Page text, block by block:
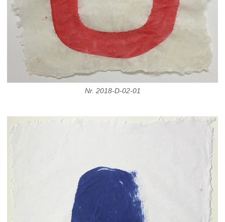
Nr. 2018-D-02-01